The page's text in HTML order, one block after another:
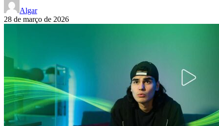
Algar
28 de março de 2026